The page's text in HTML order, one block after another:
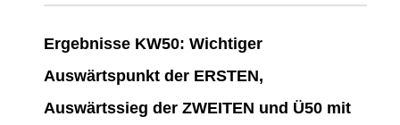
Ergebnisse KW50: Wichtiger
Auswärtspunkt der ERSTEN,
Auswärtssieg der ZWEITEN und Ü50 mit